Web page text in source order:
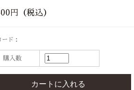
円（税込）
ド：
購入数